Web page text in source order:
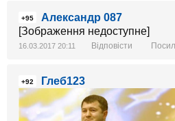
+95
Александр 087
[Зображення недоступне]
16.03.2017 20:11 Відповісти
+92 Глеб123